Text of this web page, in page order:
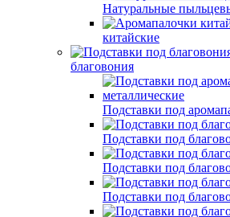
Натуральные
китайские
благовония
Подставки под
Подставки под
Подставки под
Подставки под